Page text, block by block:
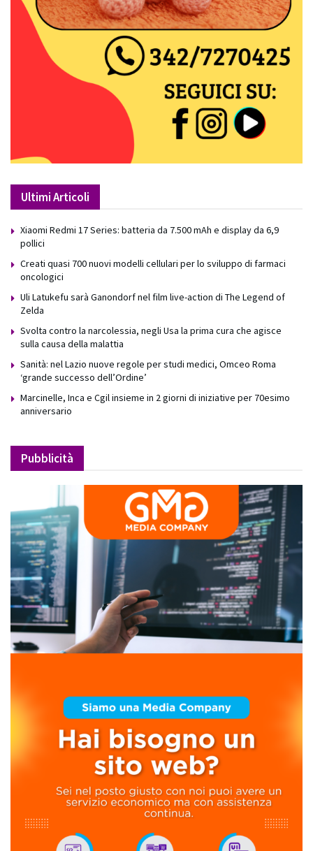
Ultimi Articoli
Xiaomi Redmi 17 Series: batteria da 7.500 mAh e display da 6,9
pollici
Creati quasi 700 nuovi modelli cellulari per lo sviluppo di farmaci
oncologici
Uli Latukefu sarà Ganondorf nel film live-action di The Legend of
Zelda
Svolta contro la narcolessia, negli Usa la prima cura che agisce
sulla causa della malattia
Sanità: nel Lazio nuove regole per studi medici, Omceo Roma
‘grande successo dell’Ordine’
Marcinelle, Inca e Cgil insieme in 2 giorni di iniziative per 70esimo
anniversario
Pubblicità